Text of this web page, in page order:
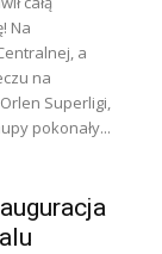
Na
a
na
Superligi,
pokonały...